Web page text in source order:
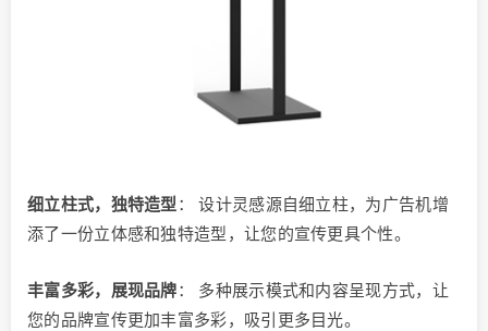
细立柱式，独特造型 ： 设计灵感源自细立柱，为广告机增
添了一份立体感和独特造型，让您的宣传更具个性。
丰富多彩，展现品牌： 多种展示模式和内容呈现方式，让
您的品牌宣传更加丰富多彩，吸引更多目光。